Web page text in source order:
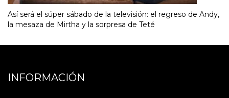
Así será el súper sábado de la televisión: el regreso de Andy,
la mesaza de Mirtha y la sorpresa de Teté
INFORMACIÓN